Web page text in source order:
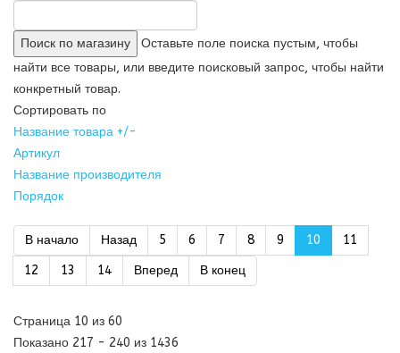
Оставьте поле поиска пустым, чтобы
найти все товары, или введите поисковый запрос, чтобы найти
конкретный товар.
Сортировать по
Название товара +/-
Артикул
Название производителя
Порядок
В начало Назад 5 6 7 8 9 10
11
12
13 14 Вперед В конец
Страница 10 из 60
Показано 217 - 240 из 1436